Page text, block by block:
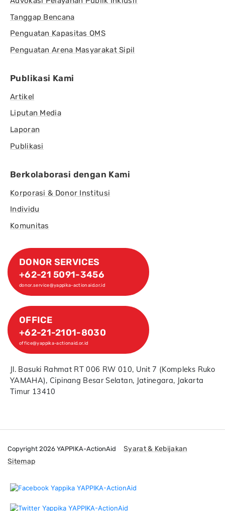
Tanggap Bencana
Penguatan Kapasitas OMS
Penguatan Arena Masyarakat Sipil
Publikasi Kami
Artikel
Liputan Media
Laporan
Publikasi
Berkolaborasi dengan Kami
Korporasi & Donor Institusi
Individu
Komunitas
DONOR SERVICES
+62-21 5091-3456
donor.service@yappika-actionaid.or.id
OFFICE
+62-21-2101-8030
office@yappika-actionaid.or.id
Jl. Basuki Rahmat RT 006 RW 010, Unit 7 (Kompleks Ruko
YAMAHA), Cipinang Besar Selatan, Jatinegara, Jakarta
Timur 13410
Copyright 2026 YAPPIKA-ActionAid
Syarat & Kebijakan
Sitemap